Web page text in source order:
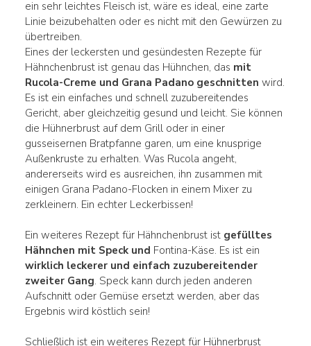
ein sehr leichtes Fleisch ist, wäre es ideal, eine zarte
Linie beizubehalten oder es nicht mit den Gewürzen zu
übertreiben.
Eines der leckersten und gesündesten Rezepte für
Hähnchenbrust ist genau das Hühnchen, das mit
Rucola-Creme und Grana Padano geschnitten wird.
Es ist ein einfaches und schnell zuzubereitendes
Gericht, aber gleichzeitig gesund und leicht. Sie können
die Hühnerbrust auf dem Grill oder in einer
gusseisernen Bratpfanne garen, um eine knusprige
Außenkruste zu erhalten. Was Rucola angeht,
andererseits wird es ausreichen, ihn zusammen mit
einigen Grana Padano-Flocken in einem Mixer zu
zerkleinern. Ein echter Leckerbissen!
Ein weiteres Rezept für Hähnchenbrust ist gefülltes
Hähnchen mit Speck und Fontina-Käse. Es ist ein
wirklich leckerer und einfach zuzubereitender
zweiter Gang. Speck kann durch jeden anderen
Aufschnitt oder Gemüse ersetzt werden, aber das
Ergebnis wird köstlich sein!
Schließlich ist ein weiteres Rezept für Hühnerbrust